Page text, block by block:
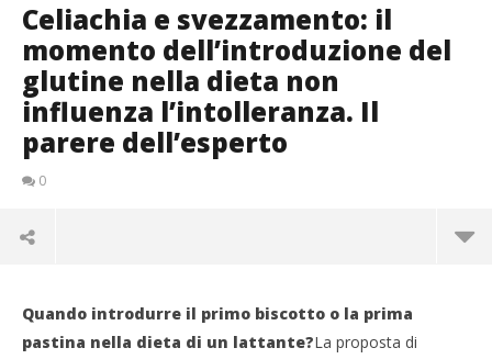
Celiachia e svezzamento: il
momento dell’introduzione del
glutine nella dieta non
influenza l’intolleranza. Il
parere dell’esperto
0
Quando introdurre il primo biscotto o la prima
pastina nella dieta di un lattante?La proposta di